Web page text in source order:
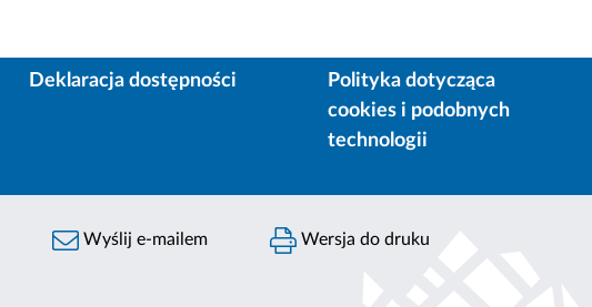
Deklaracja dostępności
Polityka dotycząca
cookies i podobnych
technologii
Wyślij e-mailem Wersja do druku